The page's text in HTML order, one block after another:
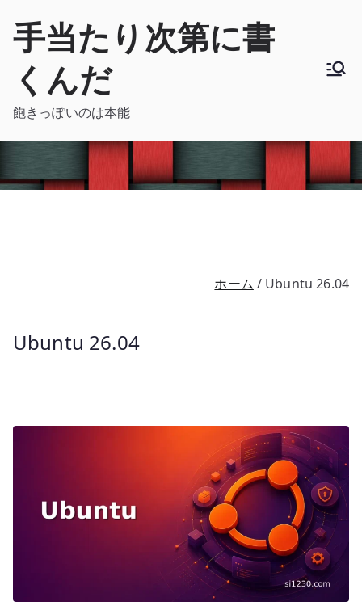
手当たり次第に書
くんだ
飽きっぽいのは本能
Ubuntu 26.04
ホーム Ubuntu 26.04